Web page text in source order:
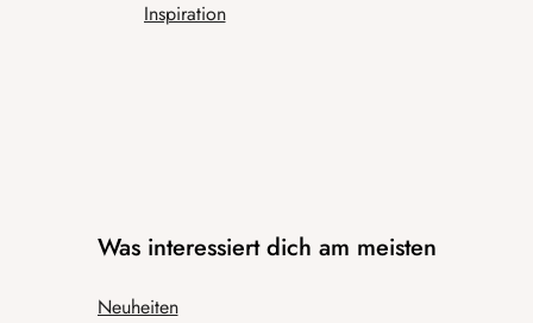
Inspiration
Was interessiert dich am meisten
Neuheiten